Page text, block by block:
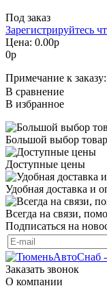
Под заказ
Зарегистрируйтесь
Цена: 0.00р
0р
Примечание к заказу:
В сравнение
В избранное
Большой выбор
Доступные цены
Удобная доставка и
Всегда на связи,
Подписаться на
Заказать звонок
О компании